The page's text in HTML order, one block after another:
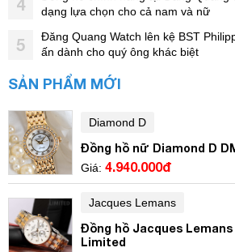
dạng lựa chọn cho cả nam và nữ
5
Đăng Quang Watch lên kệ BST
ấn dành cho quý ông khác biệt
SẢN PHẨM MỚI
Diamond D
Đồng hồ nữ Diamond D
Giá: 4.940.000đ
Jacques Lemans
Đồng hồ Jacques Lemans
Limited